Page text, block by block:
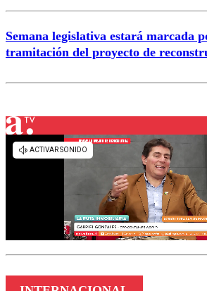
Semana legislativa estará marcada
tramitación del proyecto de